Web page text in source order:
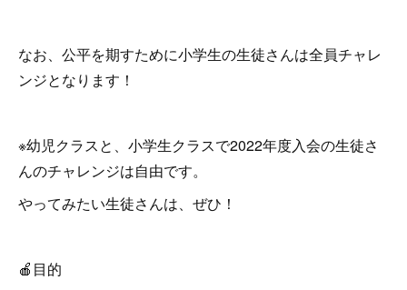
なお、公平を期すために小学生の生徒さんは全員チャレ
ンジとなります！
※幼児クラスと、小学生クラスで2022年度入会の生徒さ
んのチャレンジは自由です。
やってみたい生徒さんは、ぜひ！
🍎目的